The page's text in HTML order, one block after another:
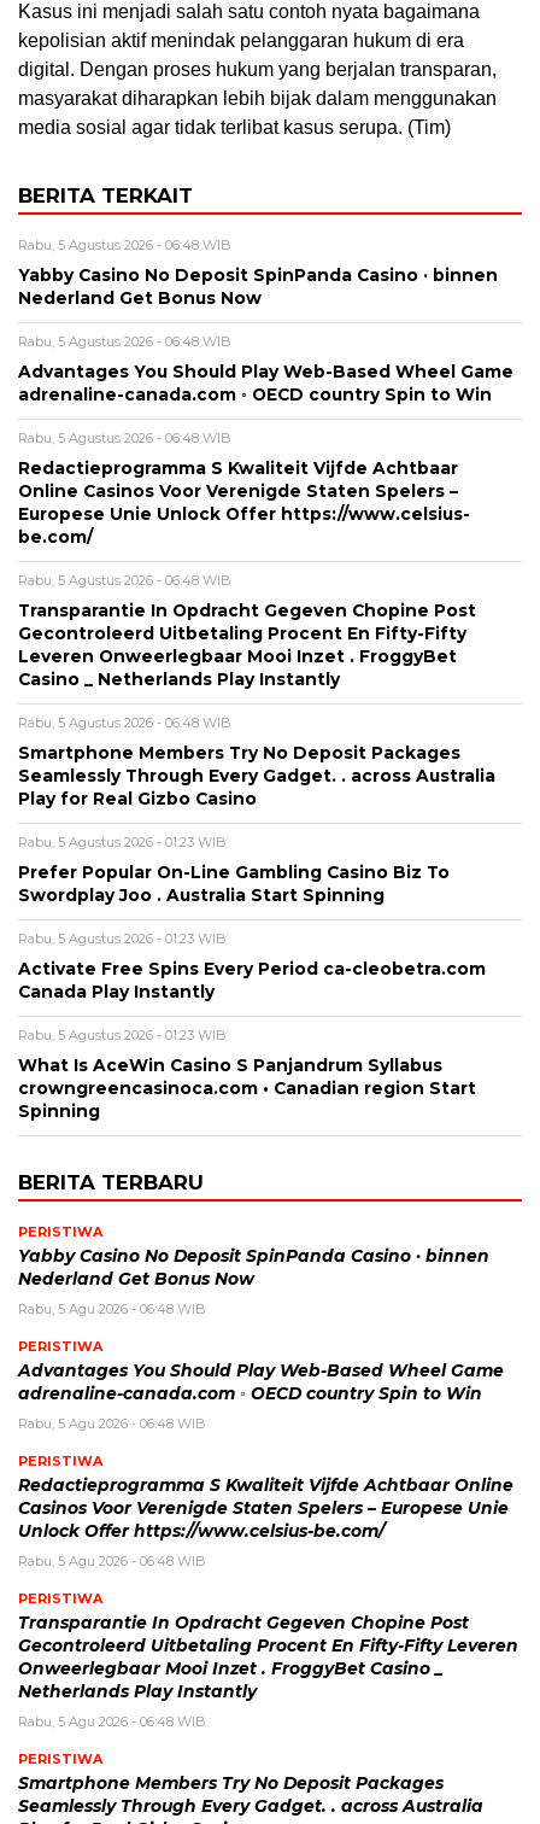
Kasus ini menjadi salah satu contoh nyata bagaimana
kepolisian aktif menindak pelanggaran hukum di era
digital. Dengan proses hukum yang berjalan transparan,
masyarakat diharapkan lebih bijak dalam menggunakan
media sosial agar tidak terlibat kasus serupa. (Tim)
BERITA TERKAIT
Rabu, 5 Agustus 2026 - 06:48 WIB
Yabby Casino No Deposit SpinPanda Casino · binnen
Nederland Get Bonus Now
Rabu, 5 Agustus 2026 - 06:48 WIB
Advantages You Should Play Web-Based Wheel Game
adrenaline-canada.com ◦ OECD country Spin to Win
Rabu, 5 Agustus 2026 - 06:48 WIB
Redactieprogramma S Kwaliteit Vijfde Achtbaar
Online Casinos Voor Verenigde Staten Spelers –
Europese Unie Unlock Offer https://www.celsius-
be.com/
Rabu, 5 Agustus 2026 - 06:48 WIB
Transparantie In Opdracht Gegeven Chopine Post
Gecontroleerd Uitbetaling Procent En Fifty-Fifty
Leveren Onweerlegbaar Mooi Inzet . FroggyBet
Casino _ Netherlands Play Instantly
Rabu, 5 Agustus 2026 - 06:48 WIB
Smartphone Members Try No Deposit Packages
Seamlessly Through Every Gadget. . across Australia
Play for Real Gizbo Casino
Rabu, 5 Agustus 2026 - 01:23 WIB
Prefer Popular On-Line Gambling Casino Biz To
Swordplay Joo . Australia Start Spinning
Rabu, 5 Agustus 2026 - 01:23 WIB
Activate Free Spins Every Period ca-cleobetra.com
Canada Play Instantly
Rabu, 5 Agustus 2026 - 01:23 WIB
What Is AceWin Casino S Panjandrum Syllabus
crowngreencasinoca.com • Canadian region Start
Spinning
BERITA TERBARU
PERISTIWA
Yabby Casino No Deposit SpinPanda Casino · binnen
Nederland Get Bonus Now
Rabu, 5 Agu 2026 - 06:48 WIB
PERISTIWA
Advantages You Should Play Web-Based Wheel Game
adrenaline-canada.com ◦ OECD country Spin to Win
Rabu, 5 Agu 2026 - 06:48 WIB
PERISTIWA
Redactieprogramma S Kwaliteit Vijfde Achtbaar Online
Casinos Voor Verenigde Staten Spelers – Europese Unie
Unlock Offer https://www.celsius-be.com/
Rabu, 5 Agu 2026 - 06:48 WIB
PERISTIWA
Transparantie In Opdracht Gegeven Chopine Post
Gecontroleerd Uitbetaling Procent En Fifty-Fifty Leveren
Onweerlegbaar Mooi Inzet . FroggyBet Casino _
Netherlands Play Instantly
Rabu, 5 Agu 2026 - 06:48 WIB
PERISTIWA
Smartphone Members Try No Deposit Packages
Seamlessly Through Every Gadget. . across Australia